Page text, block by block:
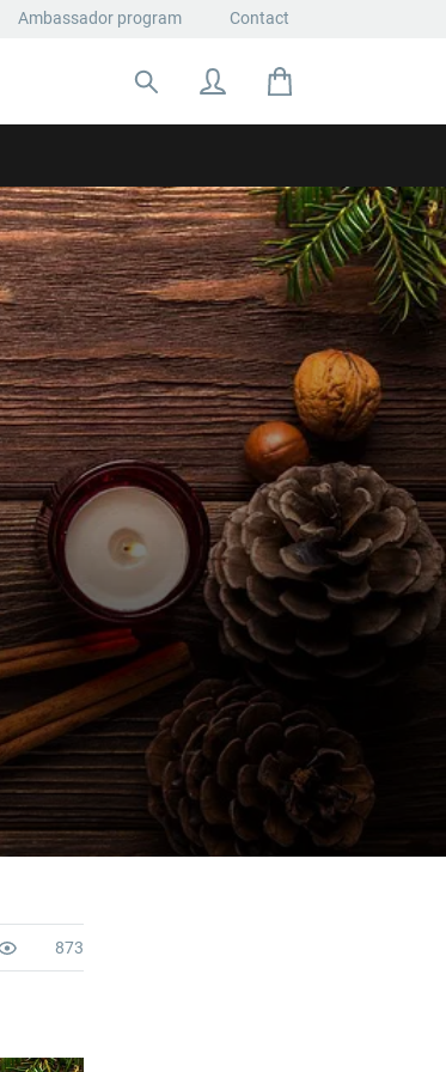
Ambassador program Contact
Rechercher:
873